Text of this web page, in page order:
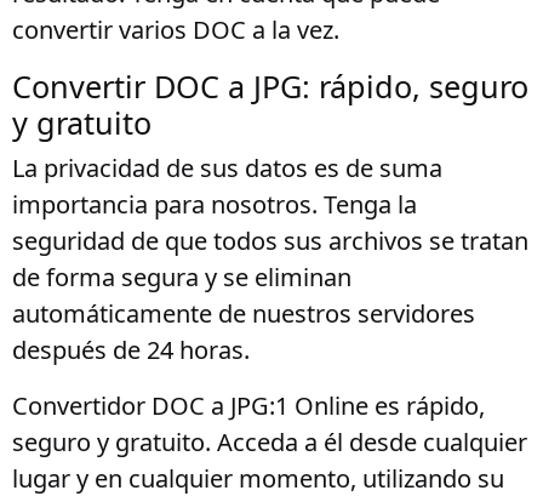
convertir varios DOC a la vez.
Convertir DOC a JPG: rápido, seguro
y gratuito
La privacidad de sus datos es de suma
importancia para nosotros. Tenga la
seguridad de que todos sus archivos se tratan
de forma segura y se eliminan
automáticamente de nuestros servidores
después de 24 horas.
Convertidor DOC a JPG:1 Online es rápido,
seguro y gratuito. Acceda a él desde cualquier
lugar y en cualquier momento, utilizando su